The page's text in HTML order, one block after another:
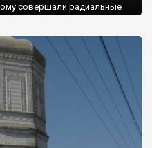
совершали радиальные